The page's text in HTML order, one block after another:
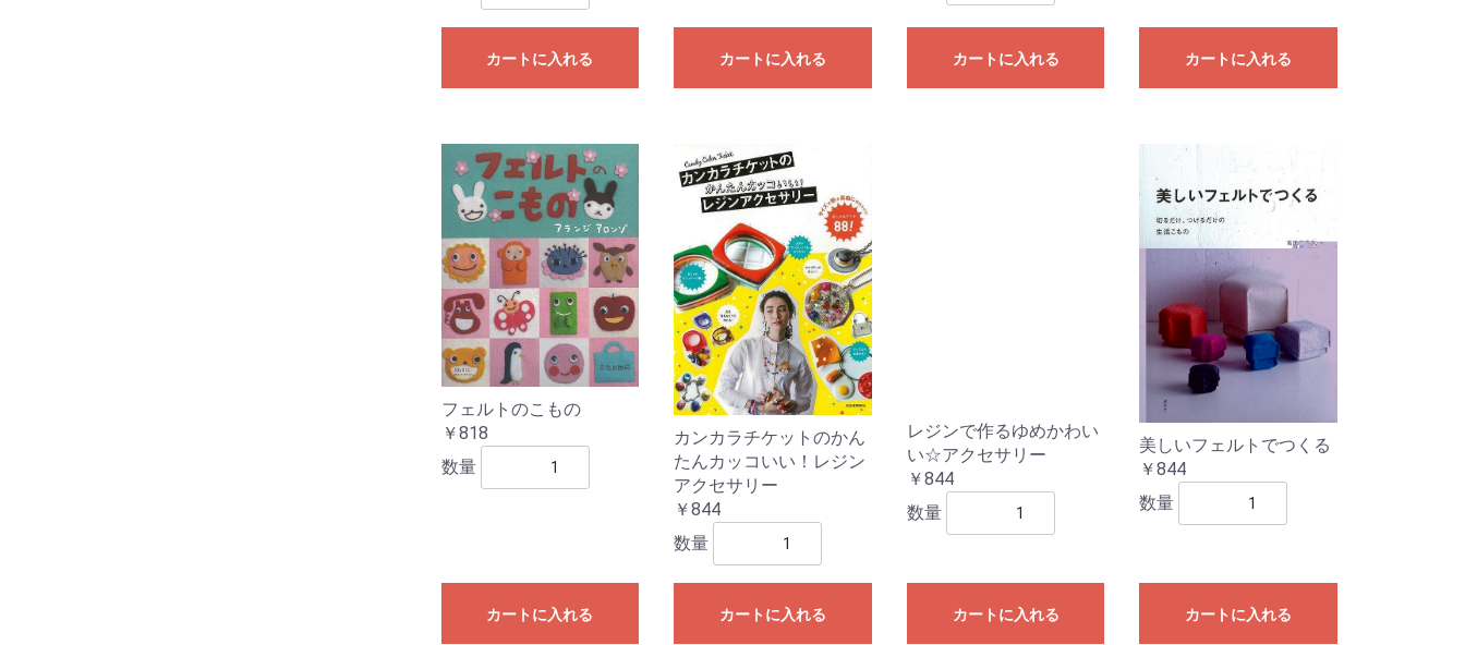
カートに入れる カートに入れる カートに入れる カートに入れる
フェルトのこもの
￥818
数量
カートに入れる
カンカラチケットのかん
たんカッコいい！レジン
アクセサリー
￥844
数量
カートに入れる
レジンで作るゆめかわい
い☆アクセサリー
￥844
数量
カートに入れる
美しいフェルトでつくる
￥844
数量
カートに入れる